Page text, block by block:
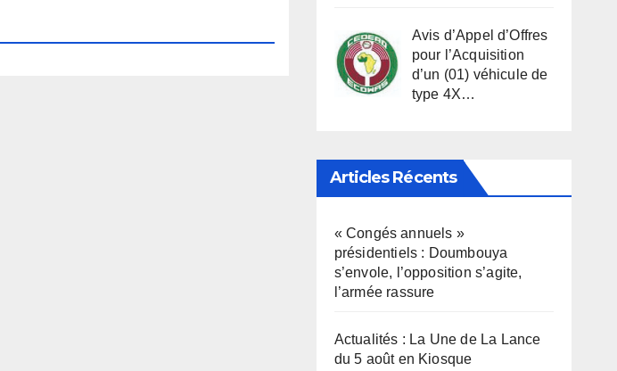
Avis d’Appel d’Offres
pour l’Acquisition
d’un (01) véhicule de
type 4X…
Articles Récents
« Congés annuels »
présidentiels : Doumbouya
s’envole, l’opposition s’agite,
l’armée rassure
Actualités : La Une de La Lance
du 5 août en Kiosque